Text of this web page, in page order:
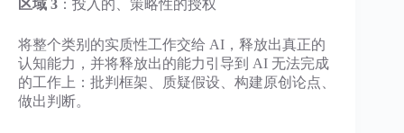
区域 3 ：投入的、策略性的授权
将整个类别的实质性工作交给 AI，释放出真正的
认知能力，并将释放出的能力引导到 AI 无法完成
的工作上：批判框架、质疑假设、构建原创论点、
做出判断。